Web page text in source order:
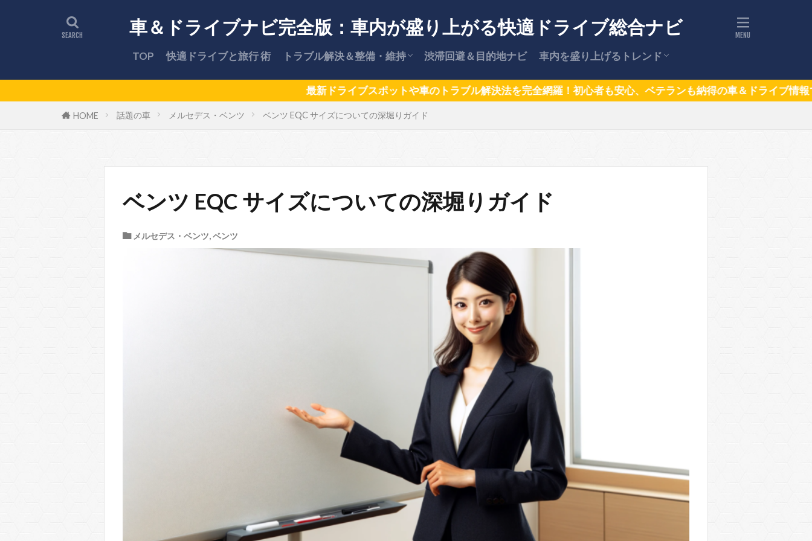
車＆ドライブナビ完全版：車内が盛り上がる快適ドライブ総合ナビ
TOP 快適ドライブと旅行 術 トラブル解決＆整備・維持
【保存版】車のトラブル解決策
安全な運転術
車の維持費・節約ガイド
カー用品情報
【保存版】愛車を高く売却する方法
と交渉術
渋滞回避＆目的地ナビ 車内を盛り上げるトレンド
ドライブの話題（トレンドニュー
話題の車
最新ドライブスポットや車のトラブル解決法を完全網羅！初心者も安心、ベテランも納得の車＆ドライブ情報で毎日のドライブをも
HOME 話題の車 メルセデス・ベンツ ベンツ EQC サイズについての深堀りガイド
ベンツ EQC サイズについての深堀りガイド
メルセデス・ベンツ,ベンツ